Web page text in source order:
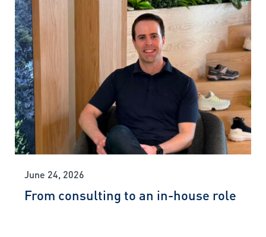
June 24, 2026
From consulting to an in-house role